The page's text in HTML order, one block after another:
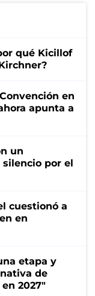
qué Kicillof
en
apunta a
un
por el
cuestionó a
en
etapa y
de
2027"